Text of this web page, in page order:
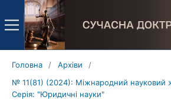
Головна / Архіви
/
№ 11(81) (2024): Міжнародний науковий
Серія: "Юридичні науки"